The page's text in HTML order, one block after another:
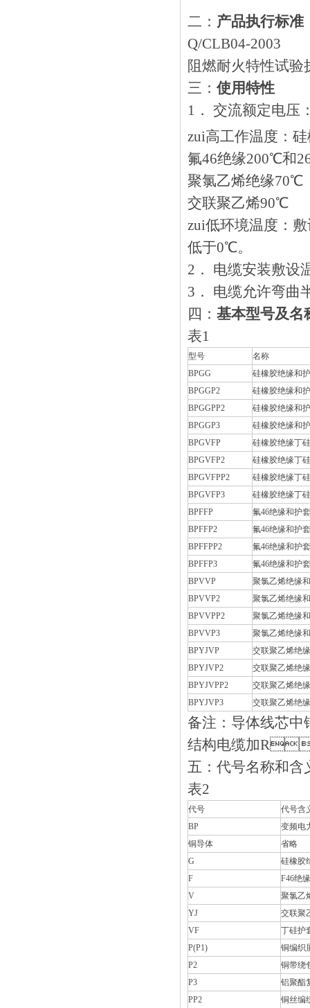
二： 产品执行标准
Q/CLB04-2003
阻燃耐火特性试验
三： 使用特性
1． 交流额定电压
zui高工作温度：
氟46绝缘200℃和
聚氯乙烯绝缘70℃
交联聚乙烯90℃
zui低环境温度：
低于0℃。
2． 电缆安装敷设
3． 电缆允许弯曲半
四： 基本型号及名
表1
型号
名称
BPGG
硅橡胶绝缘和护
BPGGP2
硅橡胶绝缘和护
BPGGPP2
硅橡胶绝缘和
BPGGP3
硅橡胶绝缘和
BPGVFP
硅橡胶绝缘丁硅
BPGVFP2
硅橡胶绝缘丁
BPGVFPP2
硅橡胶绝缘丁硅
BPGVFP3
硅橡胶绝缘丁硅
BPFFP
氟46绝缘和护套
BPFFP2
氟46绝缘和护套
BPFFPP2
氟46绝缘和护
BPFFP3
氟46绝缘和护
BPVVP
聚氯乙烯绝缘和
BPVVP2
聚氯乙烯绝缘和
BPVVPP2
聚氯乙烯绝缘
BPVVP3
聚氯乙烯绝缘和
BPYJVP
交联聚乙烯绝
BPYJVP2
交联聚乙烯绝缘
BPYJVPP2
交联聚乙烯绝
BPYJVP3
交联聚乙烯绝缘
备注：导体
结构电缆加
五：代号名称和含
表2
代号
代号含
BP
变频电
铜导体
省略
G
硅橡胶
F
F46绝
V
聚氯乙
YJ
交联聚
VF
丁硅护
P(P1)
铜编织
P2
铜带绕
P3
铝聚酯
PP2
铜丝编